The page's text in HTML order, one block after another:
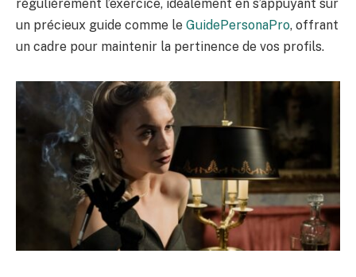
régulièrement l’exercice, idéalement en s’appuyant sur
un précieux guide comme le GuidePersonaPro, offrant
un cadre pour maintenir la pertinence de vos profils.